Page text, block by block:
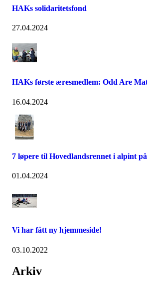
HAKs solidaritetsfond
27.04.2024
HAKs første æresmedlem: Odd Are
16.04.2024
7 løpere til Hovedlandsrennet i alpint
01.04.2024
Vi har fått ny hjemmeside!
03.10.2022
Arkiv